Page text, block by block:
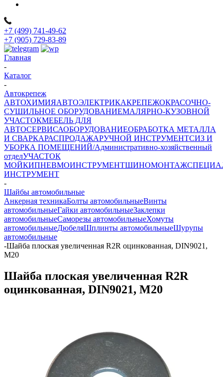
+7 (499) 741-49-62
+7 (905) 729-83-89
Главная
-
Каталог
-
Автокрепеж
АВТОХИМИЯАВТОЭЛЕКТРИКАКРЕПЕЖОКРАСОЧНО-
СУШИЛЬНОЕ ОБОРУДОВАНИЕМАЛЯРНО-КУЗОВНОЙ
УЧАСТОКМЕБЕЛЬ ДЛЯ
АВТОСЕРВИСАОБОРУДОВАНИЕОБРАБОТКА МЕТАЛЛА
И СВАРКАРАСПРОДАЖАРУЧНОЙ ИНСТРУМЕНТСИЗ И
УБОРКА ПОМЕЩЕНИЙ/Административно-хозяйственный
отделУЧАСТОК
МОЙКИПНЕВМОИНСТРУМЕНТШИНОМОНТАЖ
ИНСТРУМЕНТ
-
Шайбы автомобильные
Анкерная техникаБолты автомобильныеВинты
автомобильныеГайки автомобильныеЗаклепки
автомобильныеСаморезы автомобильныеХомуты
автомобильныеДюбеляШплинты автомобильныеШурупы
автомобильные
-Шайба плоская увеличенная R2R оцинкованная, DIN9021,
М20
Шайба плоская увеличенная R2R
оцинкованная, DIN9021, М20